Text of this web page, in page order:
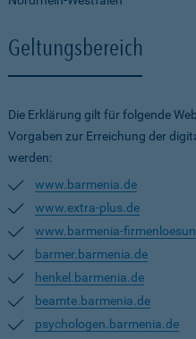
Geltungsbereich
Die Erklärung gilt für folgende
Vorgaben zur Erreichung der
werden:
www.barmenia.de
www.extra-plus.de
www.barmenia-
barmer.barmenia.de
henkel.barmenia.de
beamte.barmenia.de
psychologen.barmenia.de